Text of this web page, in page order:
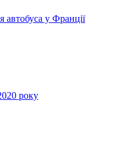
автобуса у Франції
року